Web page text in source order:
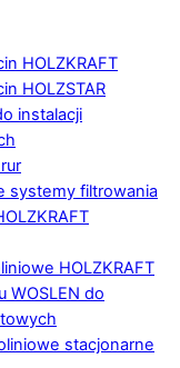
HOLZKRAFT
HOLZSTAR
instalacji
systemy filtrowania
HOLZKRAFT
WOSLEN do
stacjonarne